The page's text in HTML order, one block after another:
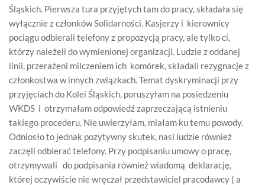
Śląskich. Pierwsza tura przyjętych tam do pracy, składała się
wyłącznie z członków Solidarności. Kasjerzy i kierownicy
pociągu odbierali telefony z propozycją pracy, ale tylko ci,
którzy należeli do wymienionej organizacji. Ludzie z oddanej
linii, przerażeni milczeniem ich komórek, składali rezygnacje z
członkostwa w innych związkach. Temat dyskryminacji przy
przyjęciach do Kolei Śląskich, poruszyłam na posiedzeniu
WKDS i otrzymałam odpowiedź zaprzeczającą istnieniu
takiego procederu. Nie uwierzyłam, miałam ku temu powody.
Odniosło to jednak pozytywny skutek, nasi ludzie również
zaczęli odbierać telefony. Przy podpisaniu umowy o pracę,
otrzymywali do podpisania również wiadomą deklarację,
której oczywiście nie wręczał przedstawiciel pracodawcy ( a